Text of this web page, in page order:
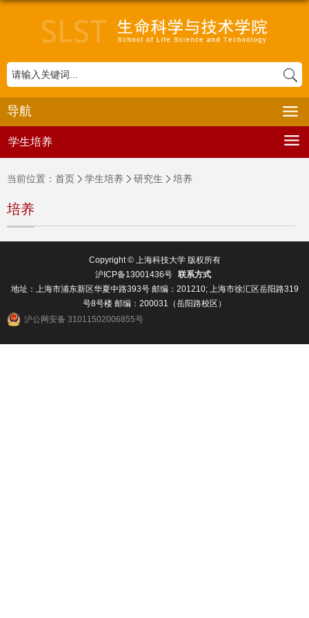
导航
学生培养
当前位置： 首页 学生培养 研究生 培养
培养
Copyright © 上海科技大学 版权所有
沪ICP备13001436号 联系方式
地址：上海市浦东新区华夏中路393号 邮编：201210; 上海市徐汇区岳阳路319
号8号楼 邮编：200031（岳阳路校区）
沪公网安备 31011502006855号